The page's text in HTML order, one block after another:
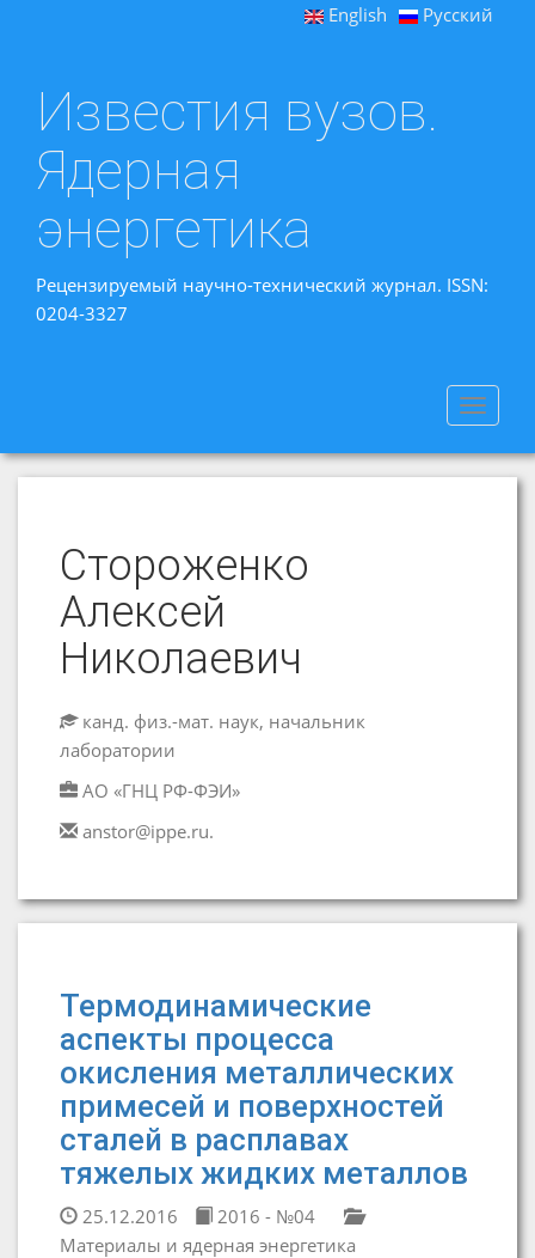
English Русский
Известия вузов.
Ядерная
энергетика
Рецензируемый научно-технический журнал. ISSN:
0204-3327
Toggle
Стороженко
Алексей
Николаевич
канд. физ.-мат. наук, начальник
лаборатории
АО «ГНЦ РФ-ФЭИ»
anstor@ippe.ru.
Термодинамические
аспекты процесса
окисления металлических
примесей и поверхностей
сталей в расплавах
тяжелых жидких металлов
25.12.2016
2016 - №04
Материалы и ядерная энергетика